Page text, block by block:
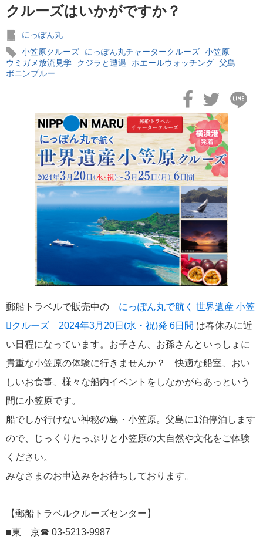
クルーズはいかがですか？
にっぽん丸
小笠原クルーズ
にっぽん丸チャータークルーズ 小笠原
ウミガメ放流見学
クジラと遭遇 ホエールウォッチング 父島
ボニンブルー
郵船トラベルで販売中の にっぽん丸で航く 世界遺産 小笠
クルーズ 2024年3月20日(水・祝)発 6日間 は春休みに近
い日程になっています。お子さん、お孫さんといっしょに
貴重な小笠原の体験に行きませんか？ 快適な船室、おい
しいお食事、様々な船内イベントをしなかがらあっという
間に小笠原です。
船でしか行けない神秘の島・小笠原。父島に1泊停泊します
ので、じっくりたっぷりと小笠原の大自然や文化をご体験
ください。
みなさまのお申込みをお待ちしております。
【郵船トラベルクルーズセンター】
■東 京☎ 03-5213-9987
説明会
MITSUI OCEAN CRUISES
シルバーシー・クルーズ
海の街を歩く
ノルウェージャン・クルーズ
コスタ・クルーズ
セレブリティ・クルーズ
スーパースターヴァーゴ
ポール・ゴーギャン・クルーズ
チャータークルーズ
寄港地での過ごし方
シーボーン・クルーズ
ニューイヤークルーズ
リンク集
クルーズ TOP